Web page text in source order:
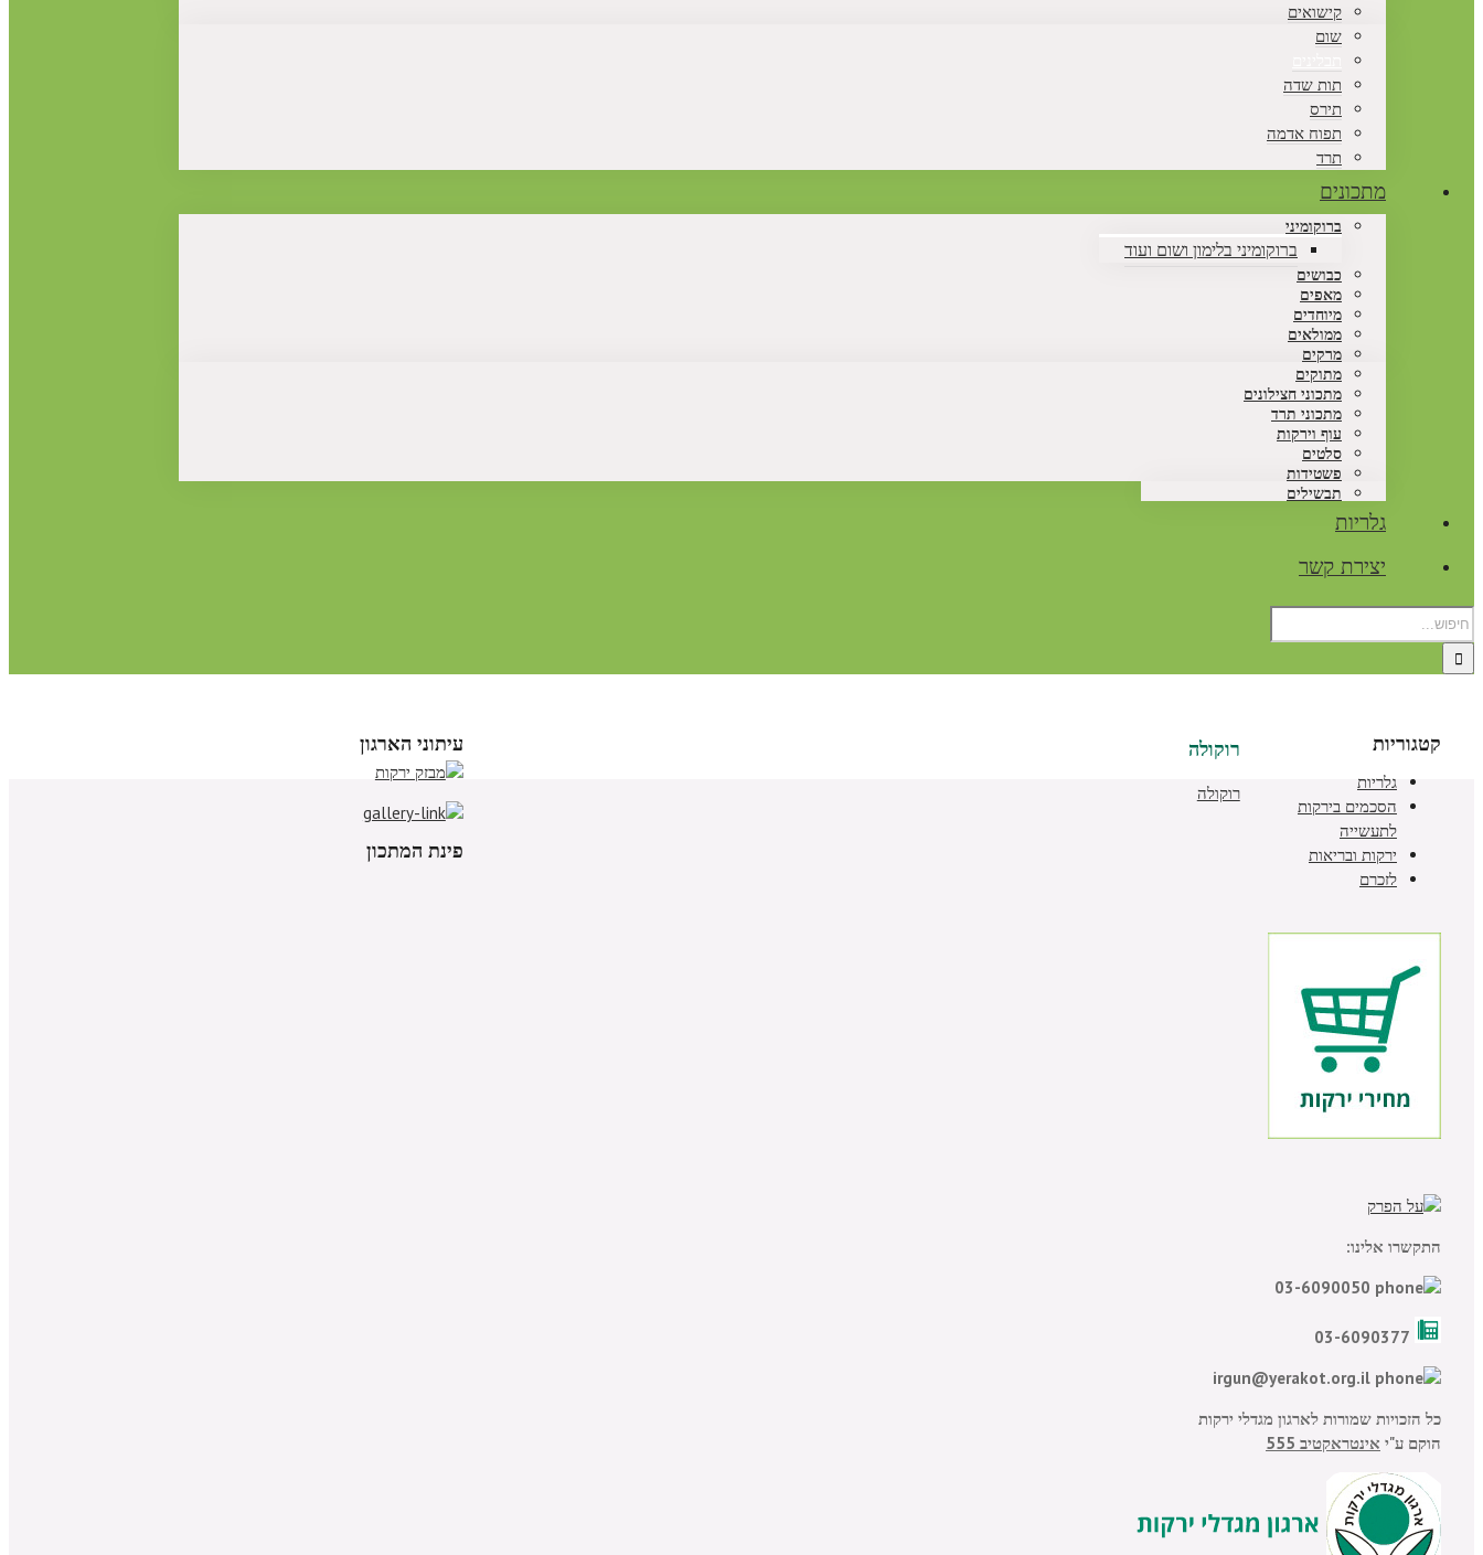
קישואים
שום
תות שדה
תירס
תפוח אדמה
תרד
מתכונים
ברוקומיני
ברוקומיני בלימון ושום ועוד
כבושים
מאפים
מיוחדים
ממולאים
מרקים
מתוקים
מתכוני חצילונים
מתכוני תרד
עוף וירקות
סלטים
פשטידות
תבשילים
גלריות
יצירת קשר
רוקולה
רוקולה
עיתוני הארגון
פינת המתכון
קטגוריות
גלריות
הסכמים בירקות
לתעשייה
ירקות ובריאות
לזכרם
התקשרו אלינו:
כל הזכויות שמורות לארגון מגדלי ירקות
הוקם ע"י אינטראקטיב 555